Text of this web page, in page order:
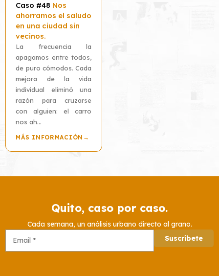
Caso #48 Nos
ahorramos el saludo
en una ciudad sin
vecinos.
La frecuencia la
apagamos entre todos,
de puro cómodos. Cada
mejora de la vida
individual eliminó una
razón para cruzarse
con alguien: el carro
nos ah...
MÁS INFORMACIÓN →
Quito, caso por caso.
Cada semana, un análisis urbano directo al grano.
Suscríbete